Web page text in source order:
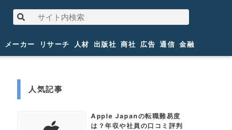
メーカー リサーチ 人材 出版社 商社 広告 通信 金融
人気記事
Apple Japanの転職難易度
は？年収や社員の口コミ評判